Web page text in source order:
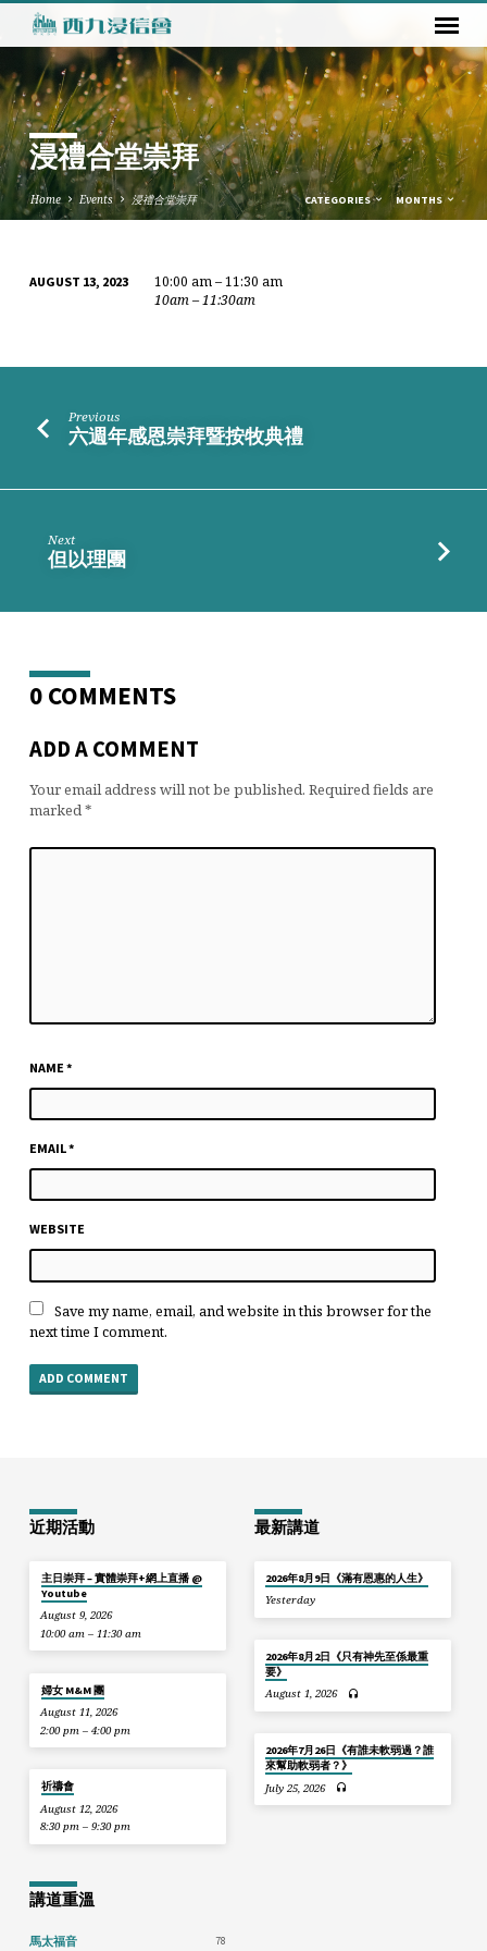
浸禮合堂崇拜
Home Events 浸禮合堂崇拜 CATEGORIES MONTHS
合
崇
拜
AUGUST 13, 2023
10:00 am – 11:30 am
10am – 11:30am
Previous
六週年感恩崇拜暨按牧典禮
Next
但以理團
0 COMMENTS
ADD A COMMENT
Your email address will not be published. Required fields are
marked*
NAME *
EMAIL*
WEBSITE
Save my name, email, and website in this browser for the
next time I comment.
近期活動
主日崇拜 – 實體崇拜+網上直播 @
Youtube
August 9, 2026
10:00 am – 11:30 am
婦女 M&M 團
August 11, 2026
2:00 pm – 4:00 pm
祈禱會
August 12, 2026
8:30 pm – 9:30 pm
最新講道
2026年8月9日《滿有恩惠的人生》
Yesterday
2026年8月2日《只有神先至係最重
要》
August 1, 2026
2026年7月26日《有誰未軟弱過？誰
來幫助軟弱者？》
July 25, 2026
講道重溫
馬太福音 78